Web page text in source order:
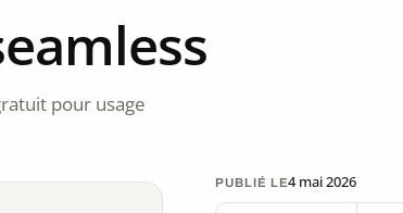
pour usage
PUBLIÉ LE4 mai 2026